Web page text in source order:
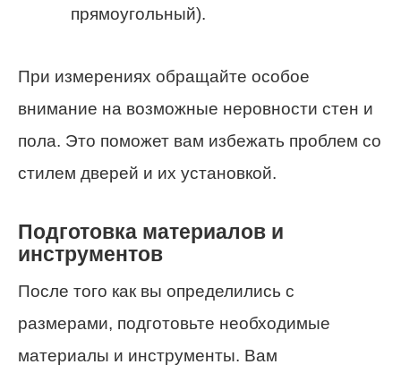
прямоугольный).
При измерениях обращайте особое
внимание на возможные неровности стен и
пола. Это поможет вам избежать проблем со
стилем дверей и их установкой.
Подготовка материалов и
инструментов
После того как вы определились с
размерами, подготовьте необходимые
материалы и инструменты. Вам